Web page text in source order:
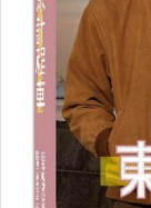
各類電影 VCD
成人電影.情慾片
台劇.偶像劇
大陸劇